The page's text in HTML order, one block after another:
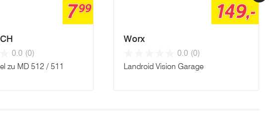
799
0.0 (0)
zu MD 512 / 511
149,-
Worx
0.0 (0)
Landroid Vision Garage